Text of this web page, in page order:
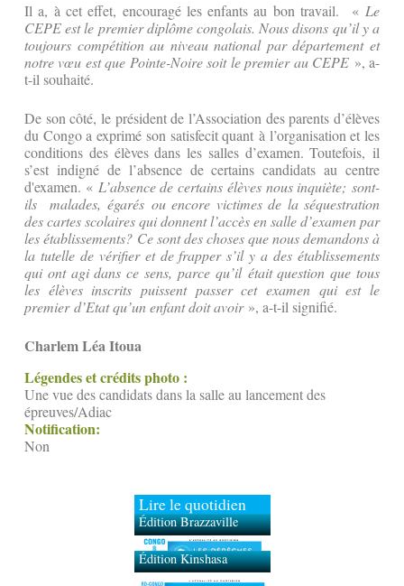
Il a, à cet effet, encouragé les enfants au bon travail. « Le
CEPE est le premier diplôme congolais. Nous disons qu’il y a
toujours compétition au niveau national par département et
notre vœu est que Pointe-Noire soit le premier au CEPE », a-
t-il souhaité.
De son côté, le président de l’Association des parents d’élèves
du Congo a exprimé son satisfecit quant à l’organisation et les
conditions des élèves dans les salles d’examen. Toutefois, il
s’est indigné de l’absence de certains candidats au centre
d'examen. « L’absence de certains élèves nous inquiète; sont-
ils malades, égarés ou encore victimes de la séquestration
des cartes scolaires qui donnent l’accès en salle d’examen par
les établissements? Ce sont des choses que nous demandons à
la tutelle de vérifier et de frapper s’il y a des établissements
qui ont agi dans ce sens, parce qu’il était question que tous
les élèves inscrits puissent passer cet examen qui est le
premier d’Etat qu’un enfant doit avoir », a-t-il signifié.
Charlem Léa Itoua
Légendes et crédits photo :
Une vue des candidats dans la salle au lancement des
épreuves/Adiac
Notification:
Non
Lire le quotidien
Édition Brazzaville
Édition Kinshasa